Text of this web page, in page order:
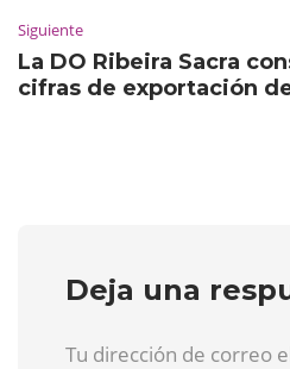
Siguiente
La DO Ribeira Sacra
cifras de exportación
Deja una
Tu dirección de correo